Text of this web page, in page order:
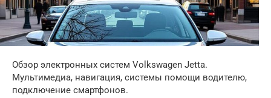
Обзор электронных систем Volkswagen Jetta.
Мультимедиа, навигация, системы помощи водителю,
подключение смартфонов.